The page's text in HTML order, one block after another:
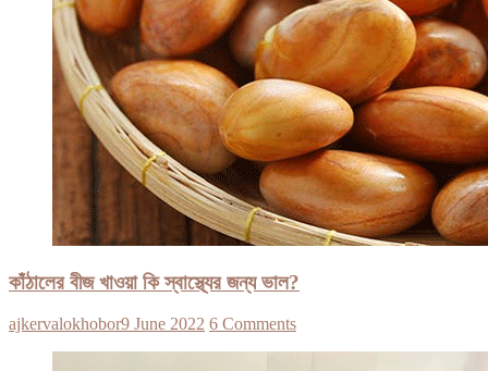
কাঁঠালের বীজ খাওয়া কি স্বাস্থ্যের জন্য ভাল?
ajkervalokhobor9 June 2022 6 Comments